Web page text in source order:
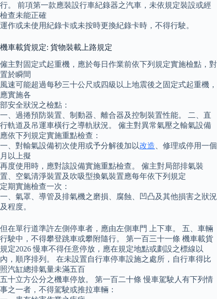
行。 前項第一款應裝設行車紀錄器之汽車，未依規定裝設或經
檢查未能正確
運作或未使用紀錄卡或未按時更換紀錄卡時，不得行駛。
機車載貨規定: 貨物裝載上路規定
僱主對固定式起重機，應於每日作業前依下列規定實施檢點，對
置於瞬間
風速可能超過每秒三十公尺或四級以上地震後之固定式起重機，
應實施各
部安全狀況之檢點：
一、過捲預防裝置、制動器、離合器及控制裝置性能。 二、直
行軌道及吊運車橫行之導軌狀況。 僱主對異常氣壓之輸氣設備
應依下列規定實施重點檢查：
一、對輸氣設備初次使用或予分解後加以改造 、修理或停用一個
月以上擬
再度使用時，應對該設備實施重點檢查。 僱主對局部排氣裝
置、空氣清淨裝置及吹吸型換氣裝置應每年依下列規定
定期實施檢查一次：
一、氣罩、導管及排氣機之磨損、腐蝕、凹凸及其他損害之狀況
及程度。
但在單行道準許左側停車者，應由左側車門 上下車。 五、車輛
行駛中，不得攀登跳車或攀附隨行。 第一百三十一條 機車載貨
規定2026 慢車不得任意停放，應在規定地點或劃設之標線以
內，順序排列。 在未設置自行車停車設施之處所，自行車得比
照汽缸總排氣量未滿五百
五十立方公分之機車停放。 第一百二十條 慢車駕駛人有下列情
事之一者，不得駕駛或推拉車輛：